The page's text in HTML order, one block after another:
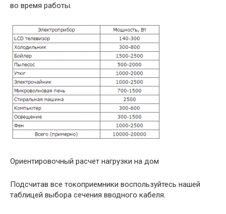
во время работы.
Ориентировочный расчет нагрузки на дом
Подсчитав все токоприемники воспользуйтесь нашей
таблицей выбора сечения вводного кабеля.